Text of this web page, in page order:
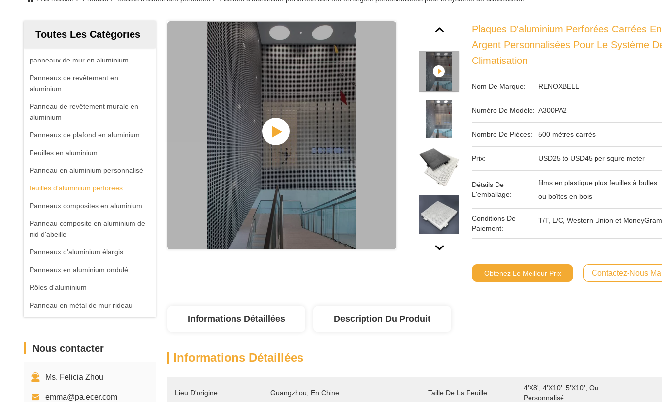
Toutes Les Catégories
panneaux de mur en aluminium
Panneaux de revêtement en
aluminium
Panneau de revêtement murale en
aluminium
Panneaux de plafond en aluminium
Feuilles en aluminium
Panneau en aluminium personnalisé
feuilles d'aluminium perforées
Panneaux composites en aluminium
Panneau composite en aluminium de
nid d'abeille
Panneaux d'aluminium élargis
Panneaux en aluminium ondulé
Rôles d'aluminium
Panneau en métal de mur rideau
Nous contacter
Ms. Felicia Zhou
emma@pa.ecer.com
Plaques D'aluminium Perforées Carrées En
Argent Personnalisées Pour Le Système
Climatisation
Nom De Marque: RENOXBELL
Numéro De Modèle: A300PA2
Nombre De Pièces: 500 mètres carrés
Prix: USD25 to USD45 per squre meter
Détails De
L'emballage:
films en plastique plus feuilles à bulles
ou boîtes en bois
Conditions De
Paiement:
T/T, L/C, Western Union et MoneyGram
Obtenez Le Meilleur Prix Contactez-Nous
Informations Détaillées Description Du Produit
Informations Détaillées
Lieu D'origine: Guangzhou, En Chine Taille De La Feuille:
4'x8', 4'x10', 5'x10', Ou
Personnalisé